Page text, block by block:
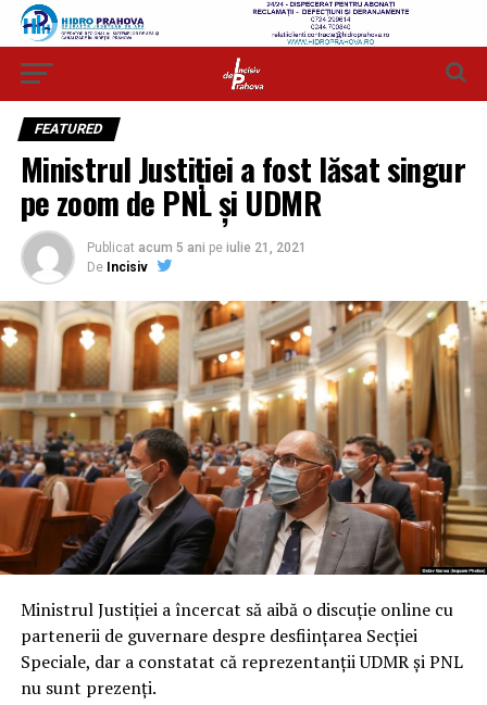
FEATURED
Ministrul Justiției a fost lăsat singur
pe zoom de PNL și UDMR
Publicat acum 5 ani pe iulie 21, 2021
De Incisiv
Ministrul Justiției a încercat să aibă o discuție online cu
partenerii de guvernare despre desființarea Secției
Speciale, dar a constatat că reprezentanții UDMR și PNL
nu sunt prezenți.